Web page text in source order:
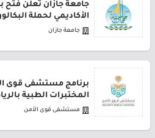
جامعة جازان تعلن فتح
الأكاديمي لحملة
جامعة جازان
برنامج مستشفى قوى
المختبرات الطبية
مستشفى قوى الأمن